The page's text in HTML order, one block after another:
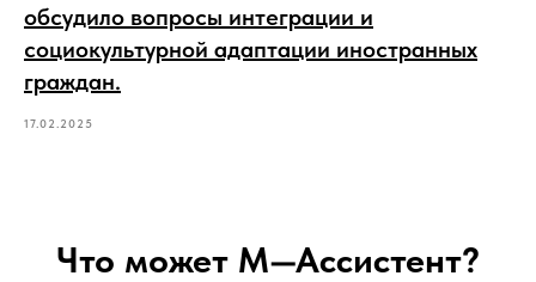
обсудило вопросы интеграции и
социокультурной адаптации иностранных
граждан.
17.02.2025
Что может М—Ассистент?